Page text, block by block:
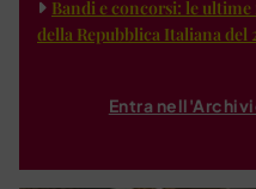
Bandi e concorsi: le
della Repubblica Italiana del
Entra